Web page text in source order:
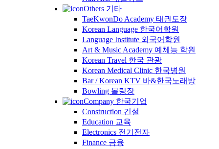
Others 기타
TaeKwonDo Academy 태권도장
Korean Language 한국어학원
Language Institute 외국어학원
Art & Music Academy 예체능 학원
Korean Travel 한국 관광
Korean Medical Clinic 한국병원
Bar / Korean KTV 바&한국노래방
Bowling 볼링장
Company 한국기업
Construction 건설
Education 교육
Electronics 전기전자
Finance 금융